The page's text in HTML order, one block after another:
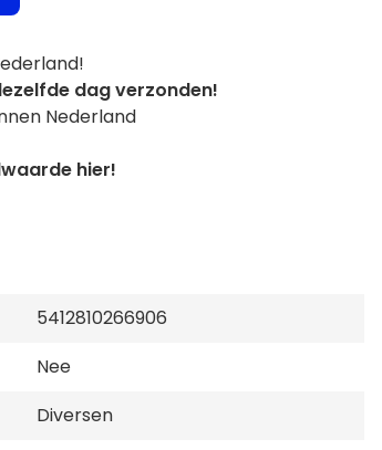
dag verzonden!
Nederland
hier!
5412810266906
Nee
Diversen